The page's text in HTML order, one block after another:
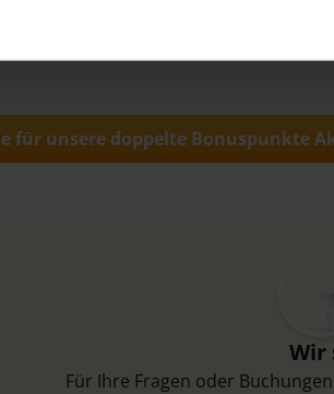
zu festgesetzten
für unsere doppelte Bonuspunkte
Wir
Für Ihre Fragen oder